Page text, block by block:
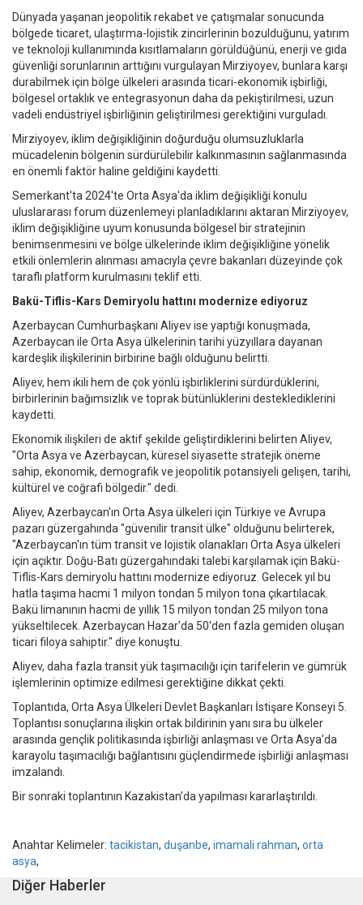
Dünyada yaşanan jeopolitik rekabet ve çatışmalar sonucunda
bölgede ticaret, ulaştırma-lojistik zincirlerinin bozulduğunu, yatırım
ve teknoloji kullanımında kısıtlamaların görüldüğünü, enerji ve gıda
güvenliği sorunlarının arttığını vurgulayan Mirziyoyev, bunlara karşı
durabilmek için bölge ülkeleri arasında ticari-ekonomik işbirliği,
bölgesel ortaklık ve entegrasyonun daha da pekiştirilmesi, uzun
vadeli endüstriyel işbirliğinin geliştirilmesi gerektiğini vurguladı.
Mirziyoyev, iklim değişikliğinin doğurduğu olumsuzluklarla
mücadelenin bölgenin sürdürülebilir kalkınmasının sağlanmasında
en önemli faktör haline geldiğini kaydetti.
Semerkant'ta 2024'te Orta Asya'da iklim değişikliği konulu
uluslararası forum düzenlemeyi planladıklarını aktaran Mirziyoyev,
iklim değişikliğine uyum konusunda bölgesel bir stratejinin
benimsenmesini ve bölge ülkelerinde iklim değişikliğine yönelik
etkili önlemlerin alınması amacıyla çevre bakanları düzeyinde çok
taraflı platform kurulmasını teklif etti.
Bakü-Tiflis-Kars Demiryolu hattını modernize ediyoruz
Azerbaycan Cumhurbaşkanı Aliyev ise yaptığı konuşmada,
Azerbaycan ile Orta Asya ülkelerinin tarihi yüzyıllara dayanan
kardeşlik ilişkilerinin birbirine bağlı olduğunu belirtti.
Aliyev, hem ikili hem de çok yönlü işbirliklerini sürdürdüklerini,
birbirlerinin bağımsızlık ve toprak bütünlüklerini desteklediklerini
kaydetti.
Ekonomik ilişkileri de aktif şekilde geliştirdiklerini belirten Aliyev,
"Orta Asya ve Azerbaycan, küresel siyasette stratejik öneme
sahip, ekonomik, demografik ve jeopolitik potansiyeli gelişen, tarihi,
kültürel ve coğrafi bölgedir." dedi.
Aliyev, Azerbaycan'ın Orta Asya ülkeleri için Türkiye ve Avrupa
pazarı güzergahında "güvenilir transit ülke" olduğunu belirterek,
"Azerbaycan'ın tüm transit ve lojistik olanakları Orta Asya ülkeleri
için açıktır. Doğu-Batı güzergahındaki talebi karşılamak için Bakü-
Tiflis-Kars demiryolu hattını modernize ediyoruz. Gelecek yıl bu
hatla taşıma hacmi 1 milyon tondan 5 milyon tona çıkartılacak.
Bakü limanının hacmi de yıllık 15 milyon tondan 25 milyon tona
yükseltilecek. Azerbaycan Hazar'da 50'den fazla gemiden oluşan
ticari filoya sahiptir." diye konuştu.
Aliyev, daha fazla transit yük taşımacılığı için tarifelerin ve gümrük
işlemlerinin optimize edilmesi gerektiğine dikkat çekti.
Toplantıda, Orta Asya Ülkeleri Devlet Başkanları İstişare Konseyi 5.
Toplantısı sonuçlarına ilişkin ortak bildirinin yanı sıra bu ülkeler
arasında gençlik politikasında işbirliği anlaşması ve Orta Asya’da
karayolu taşımacılığı bağlantısını güçlendirmede işbirliği anlaşması
imzalandı.
Bir sonraki toplantının Kazakistan’da yapılması kararlaştırıldı.
Anahtar Kelimeler: tacikistan, duşanbe, imamali rahman, orta
asya,
Diğer Haberler